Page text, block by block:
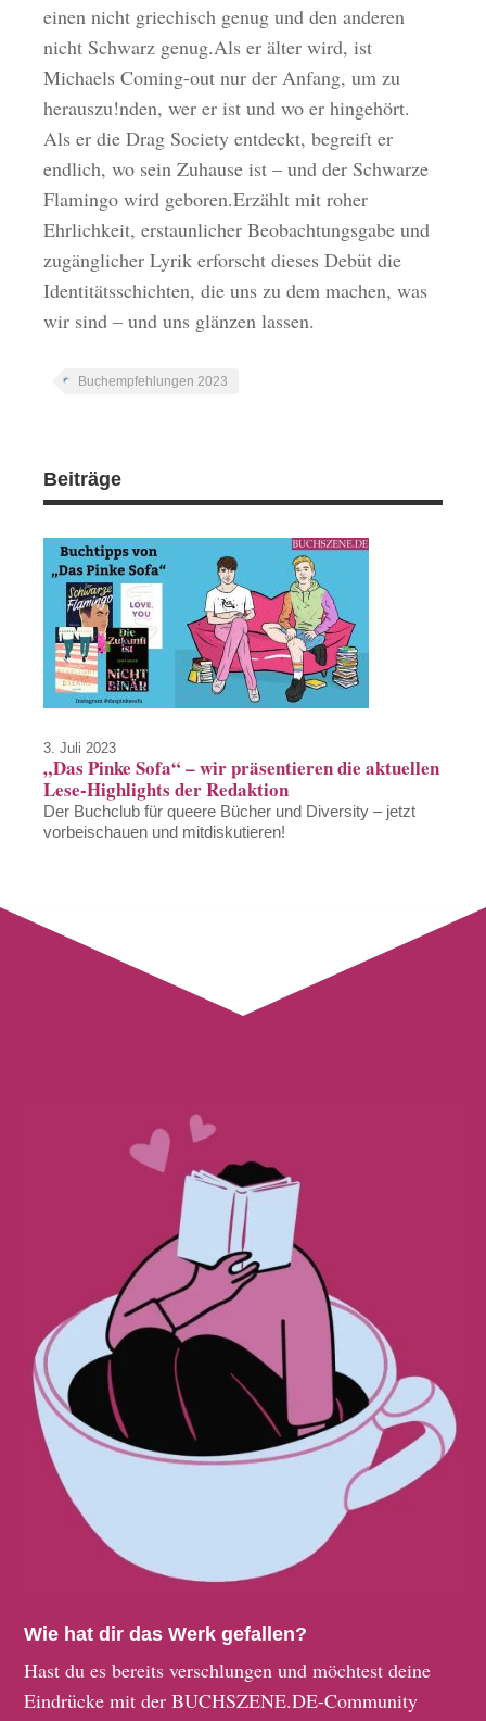
einen nicht griechisch genug und den anderen
nicht Schwarz genug.Als er älter wird, ist
Michaels Coming-out nur der Anfang, um zu
herauszu!nden, wer er ist und wo er hingehört.
Als er die Drag Society entdeckt, begreift er
endlich, wo sein Zuhause ist – und der Schwarze
Flamingo wird geboren.Erzählt mit roher
Ehrlichkeit, erstaunlicher Beobachtungsgabe und
zugänglicher Lyrik erforscht dieses Debüt die
Identitätsschichten, die uns zu dem machen, was
wir sind – und uns glänzen lassen.
Buchempfehlungen 2023
Beiträge
3. Juli 2023
„Das Pinke Sofa“ – wir präsentieren die aktuellen
Lese-Highlights der Redaktion
Der Buchclub für queere Bücher und Diversity – jetzt
vorbeischauen und mitdiskutieren!
Wie hat dir das Werk gefallen?
Hast du es bereits verschlungen und möchtest deine
Eindrücke mit der BUCHSZENE.DE-Community